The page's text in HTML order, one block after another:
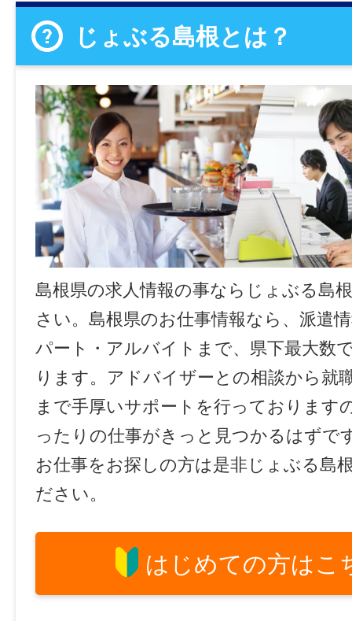
じょぶる島根とは？
島根県の求人情報の事ならじょぶる島
さい。島根県のお仕事情報なら、派遣
パート・アルバイトまで、県下最大数
ります。アドバイザーとの相談から就
まで手厚いサポートを行っております
ったりの仕事がきっと見つかるはずで
お仕事をお探しの方は是非じょぶる島
ださい。
はじめての方はこ